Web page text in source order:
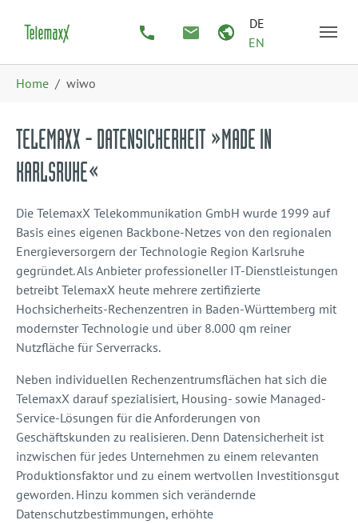
DE
EN
Home wiwo
TELEMAXX - DATENSICHERHEIT »MADE IN
KARLSRUHE«
Die TelemaxX Telekommunikation GmbH wurde 1999 auf
Basis eines eigenen Backbone-Netzes von den regionalen
Energieversorgern der Technologie Region Karlsruhe
gegründet. Als Anbieter professioneller IT-Dienstleistungen
betreibt TelemaxX heute mehrere zertifizierte
Hochsicherheits-Rechenzentren in Baden-Württemberg mit
modernster Technologie und über 8.000 qm reiner
Nutzfläche für Serverracks.
Neben individuellen Rechenzentrumsflächen hat sich die
TelemaxX darauf spezialisiert, Housing- sowie Managed-
Service-Lösungen für die Anforderungen von
Geschäftskunden zu realisieren. Denn Datensicherheit ist
inzwischen für jedes Unternehmen zu einem relevanten
Produktionsfaktor und zu einem wertvollen Investitionsgut
geworden. Hinzu kommen sich verändernde
Datenschutzbestimmungen, erhöhte